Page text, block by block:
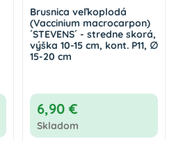
Brusnica veľkoplodá
(Vaccinium macrocarpon)
´STEVENS´ - stredne skorá,
výška 10-15 cm, kont. P11, ∅
15-20 cm
6,90 €
Skladom